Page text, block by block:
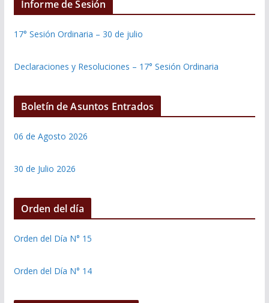
Informe de Sesión
17° Sesión Ordinaria – 30 de julio
Declaraciones y Resoluciones – 17° Sesión Ordinaria
Boletín de Asuntos Entrados
06 de Agosto 2026
30 de Julio 2026
Orden del día
Orden del Día N° 15
Orden del Día N° 14